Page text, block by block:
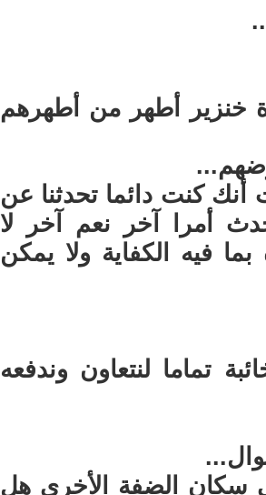
خنزير أطهر من أطهرهم
كنت دائما تحدثنا عن
أمرا آخر نعم آخر لا
فيه الكفاية ولا يمكن
تماما لنتعاون وندفعه
سكان الضفة الأخرى هل